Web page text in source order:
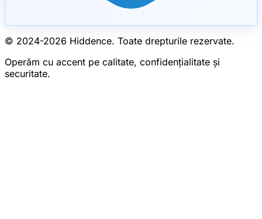
© 2024-2026 Hiddence. Toate drepturile rezervate.
Operăm cu accent pe calitate, confidențialitate și
securitate.